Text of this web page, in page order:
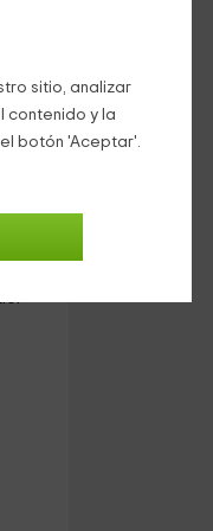
sitio, analizar
contenido y la
botón 'Aceptar'.